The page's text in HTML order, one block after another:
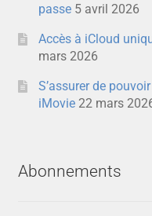
passe 5 avril 2026
Accès à iCloud
mars 2026
S’assurer de
iMovie 22 mars
Abonnements